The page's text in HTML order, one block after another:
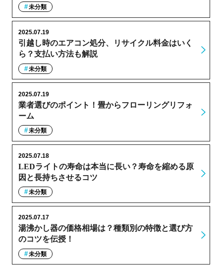
未分類
引越し時のエアコン処分、リサイクル料金はいく
ら？支払い方法も解説
2025.07.19
未分類
業者選びのポイント！畳からフローリングリフォ
ーム
2025.07.19
未分類
LEDライトの寿命は本当に長い？寿命を縮める原
因と長持ちさせるコツ
2025.07.18
未分類
湯沸かし器の価格相場は？種類別の特徴と選び方
のコツを伝授！
2025.07.17
未分類